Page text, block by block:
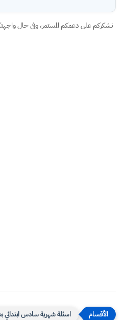
نشكركم على دعمكم المستمر، وفي حال
اسئلة شهرية سادس